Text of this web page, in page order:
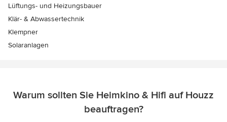
Lüftungs- und Heizungsbauer
Klär- & Abwassertechnik
Klempner
Solaranlagen
Warum sollten Sie Heimkino & Hifi auf Houzz
beauftragen?